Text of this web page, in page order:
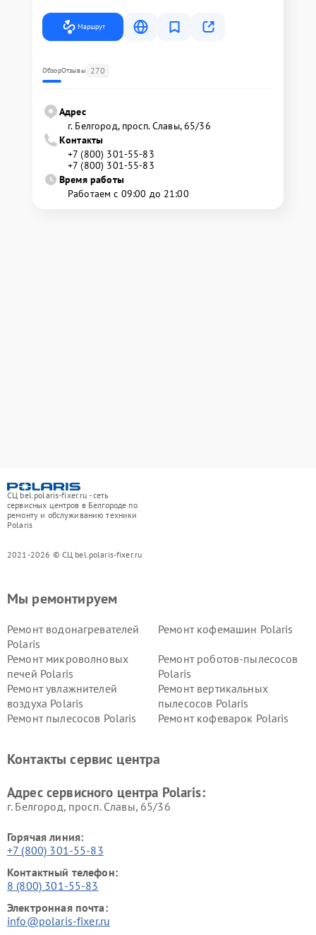
Маршрут
ОбзорОтзывы 270
Адрес
г. Белгород, просп. Славы, 65/36
Контакты
+7 (800) 301-55-83
+7 (800) 301-55-83
Время работы
Работаем с 09:00 до 21:00
СЦ bel.polaris-fixer.ru - сеть
сервисных центров в Белгороде по
ремонту и обслуживанию техники
Polaris
2021-2026 © СЦ bel.polaris-fixer.ru
Мы ремонтируем
Ремонт водонагревателей
Polaris
Ремонт кофемашин Polaris
Ремонт микроволновых
печей Polaris
Ремонт роботов-пылесосов
Polaris
Ремонт увлажнителей
воздуха Polaris
Ремонт вертикальных
пылесосов Polaris
Ремонт пылесосов Polaris
Ремонт кофеварок Polaris
Контакты сервис центра
Адрес сервисного центра Polaris:
г. Белгород, просп. Славы, 65/36
Горячая линия:
+7 (800) 301-55-83
Контактный телефон:
8 (800) 301-55-83
Электронная почта:
info@polaris-fixer.ru